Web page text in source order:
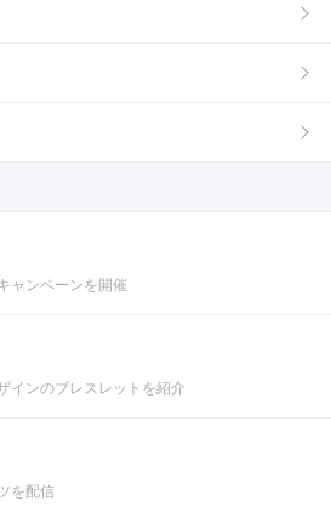
ャンペーンを開催
インのブレスレットを紹介
を配信